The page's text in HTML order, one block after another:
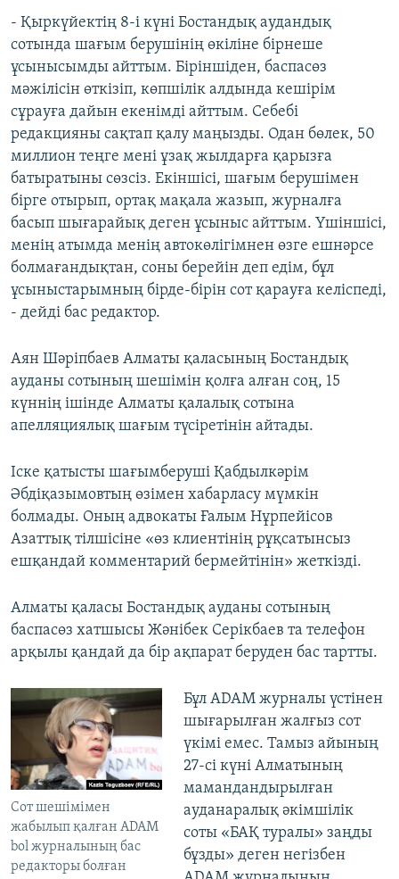
- Қыркүйектің 8-і күні Бостандық аудандық
сотында шағым берушінің өкіліне бірнеше
ұсынысымды айттым. Біріншіден, баспасөз
мәжілісін өткізіп, көпшілік алдында кешірім
сұрауға дайын екенімді айттым. Себебі
редакцияны сақтап қалу маңызды. Одан бөлек, 50
миллион теңге мені ұзақ жылдарға қарызға
батыратыны сөзсіз. Екіншісі, шағым берушімен
бірге отырып, ортақ мақала жазып, журналға
басып шығарайық деген ұсыныс айттым. Үшіншісі,
менің атымда менің автокөлігімнен өзге ешнәрсе
болмағандықтан, соны берейін деп едім, бұл
ұсыныстарымның бірде-бірін сот қарауға келіспеді,
- дейді бас редактор.
Аян Шәріпбаев Алматы қаласының Бостандық
ауданы сотының шешімін қолға алған соң, 15
күннің ішінде Алматы қалалық сотына
апелляциялық шағым түсіретінін айтады.
Іске қатысты шағымберуші Қабдылкәрім
Әбдіқазымовтың өзімен хабарласу мүмкін
болмады. Оның адвокаты Ғалым Нұрпейісов
Азаттық тілшісіне «өз клиентінің рұқсатынсыз
ешқандай комментарий бермейтінін» жеткізді.
Алматы қаласы Бостандық ауданы сотының
баспасөз хатшысы Жәнібек Серікбаев та телефон
арқылы қандай да бір ақпарат беруден бас тартты.
Сот шешімімен
жабылып қалған ADAM
bol журналының бас
редакторы болған
Бұл ADAM журналы үстінен
шығарылған жалғыз сот
үкімі емес. Тамыз айының
27-сі күні Алматының
мамандандырылған
ауданаралық әкімшілік
соты «БАҚ туралы» заңды
бұзды» деген негізбен